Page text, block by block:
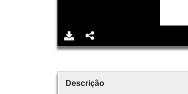
Descrição